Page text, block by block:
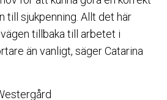
till sjukpenning. Allt det här
tillbaka till arbetet i
än vanligt, säger Catarina